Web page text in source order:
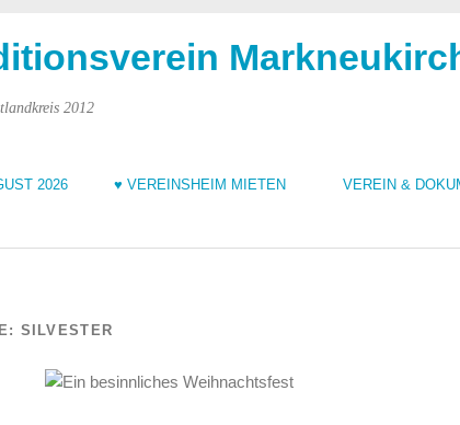
2026 ♥ VEREINSHEIM MIETEN VEREIN &
2012
SILVESTER